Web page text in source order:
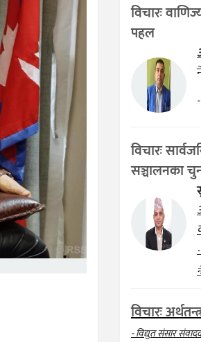
विचारः
पहल
विचारः
सञ्चालनका
विचारः
- विद्युत संसार